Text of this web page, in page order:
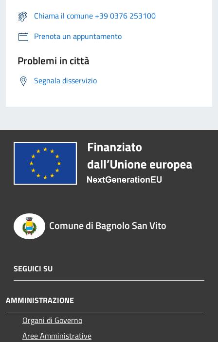
Chiama il comune +39 0376 253100
Prenota un appuntamento
Problemi in città
Segnala disservizio
Comune di Bagnolo San Vito
SEGUICI SU
AMMINISTRAZIONE
Organi di Governo
Aree Amministrative